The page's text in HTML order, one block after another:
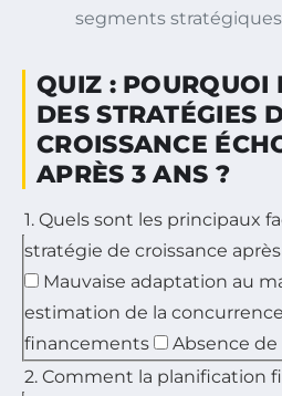
segments
QUIZ : POURQUOI
DES STRATÉGIES
CROISSANCE
APRÈS 3 ANS ?
1. Quels sont les principaux
stratégie de croissance après
Mauvaise adaptation au
estimation de la concurrence
financements
Absence
2. Comment la planification